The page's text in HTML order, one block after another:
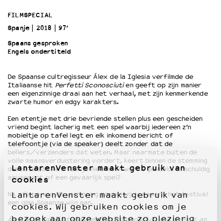
LantarenVenster maakt gebruik van
cookies
LantarenVenster maakt gebruik van
cookies. Wij gebruiken cookies om je
bezoek aan onze website zo plezierig
OVER LANTARENVENSTER
Werken bij
Word vriend
Historie
Partners
Privacyverklaring
Integriteits- en gedragscode
Duurzaamheid
Culturele boycot Israël
Ruimte voor artistieke vrijheid – VNPF
FILMSPECIAL
Spanje
2018
97’
Spaans gesproken
Engels ondertiteld
De Spaanse cultregisseur Álex de la Iglesia verfilmde de
Italiaanse hit Perfetti Sconosciutien geeft op zijn manier
een eigenzinnige draai aan het verhaal, met zijn kenmerkende
zwarte humor en edgy karakters.
Een etentje met drie bevriende stellen plus een gescheiden
vriend begint lacherig met een spel waarbij iedereen z’n
mobieltje op tafel legt en elk inkomend bericht of
telefoontje (via de speaker) deelt zonder dat de
bellers/verzenders dat weten. Maar naarmate buiten de
volle maansverduistering vordert, keert binnen de stemming
dermate dat het toetje niet meer wordt gehaald. Onschuldig
amusement of een gevaarlijk spel?
Na afloop van de vertoning bieden wij je namens het festival
een glas Spaanse wijn aan.
Álex de la Iglesia takes Perfetti Sconosciuti and gives it an